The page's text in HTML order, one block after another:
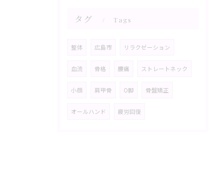
タグ Tags
整体 広島市 リラクゼーション
血流 骨格 腰痛 ストレートネック
小顔 肩甲骨 O脚 骨盤矯正
オールハンド 疲労回復